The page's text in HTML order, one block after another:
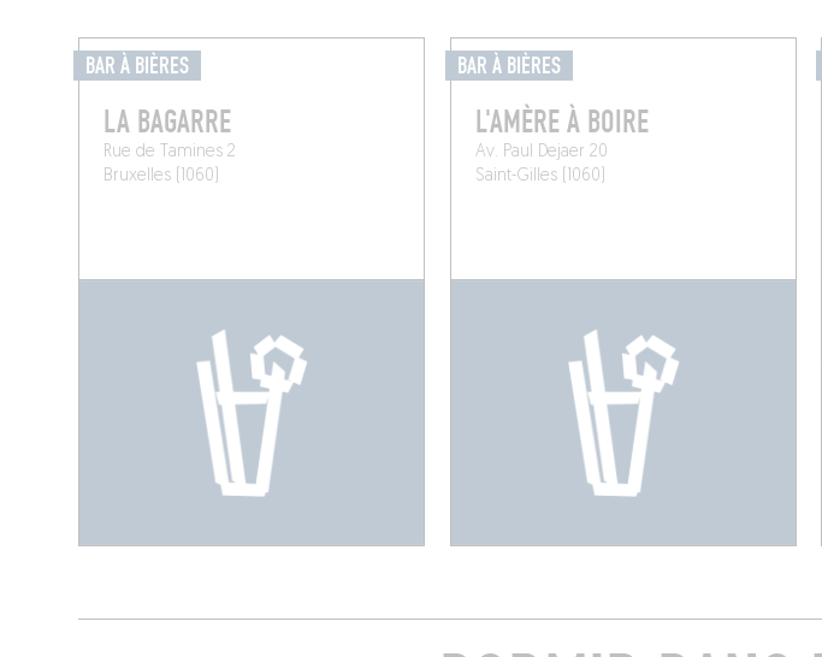
BAR À BIÈRES
LA BAGARRE
Rue de Tamines 2
Bruxelles (1060)
BAR À BIÈRES
L'AMÈRE À BOIRE
Av. Paul Dejaer 20
Saint-Gilles (1060)